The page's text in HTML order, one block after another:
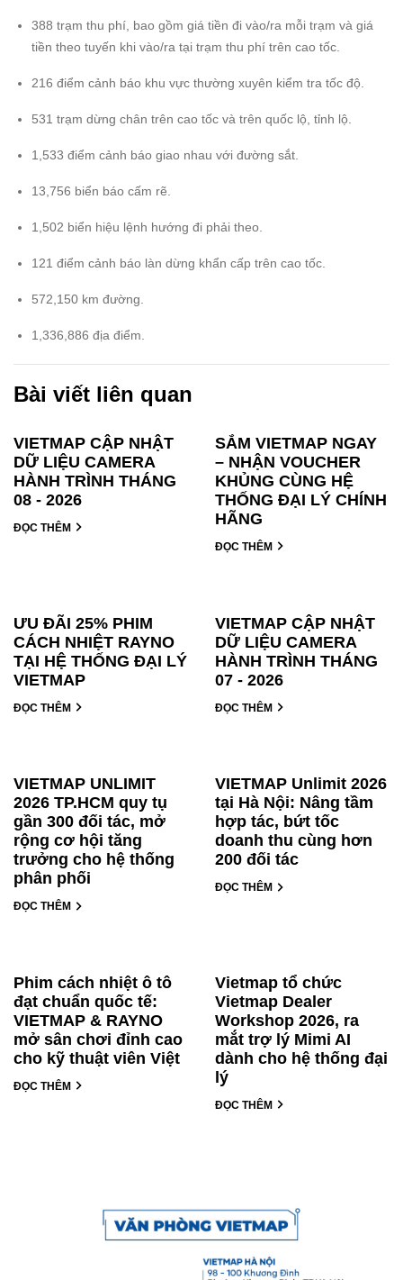
388 trạm thu phí, bao gồm giá tiền đi vào/ra mỗi trạm và giá
tiền theo tuyến khi vào/ra tại trạm thu phí trên cao tốc.
216 điểm cảnh báo khu vực thường xuyên kiểm tra tốc độ.
531 trạm dừng chân trên cao tốc và trên quốc lộ, tỉnh lộ.
1,533 điểm cảnh báo giao nhau với đường sắt.
13,756 biển báo cấm rẽ.
1,502 biển hiệu lệnh hướng đi phải theo.
121 điểm cảnh báo làn dừng khẩn cấp trên cao tốc.
572,150 km đường.
1,336,886 địa điểm.
Bài viết liên quan
VIETMAP CẬP NHẬT
DỮ LIỆU CAMERA
HÀNH TRÌNH THÁNG
08 - 2026
ĐỌC THÊM
SẮM VIETMAP NGAY
– NHẬN VOUCHER
KHỦNG CÙNG HỆ
THỐNG ĐẠI LÝ CHÍNH
HÃNG
ĐỌC THÊM
ƯU ĐÃI 25% PHIM
CÁCH NHIỆT RAYNO
TẠI HỆ THỐNG ĐẠI LÝ
VIETMAP
ĐỌC THÊM
VIETMAP CẬP NHẬT
DỮ LIỆU CAMERA
HÀNH TRÌNH THÁNG
07 - 2026
ĐỌC THÊM
VIETMAP UNLIMIT
2026 TP.HCM quy tụ
gần 300 đối tác, mở
rộng cơ hội tăng
trưởng cho hệ thống
phân phối
ĐỌC THÊM
VIETMAP Unlimit 2026
tại Hà Nội: Nâng tầm
hợp tác, bứt tốc
doanh thu cùng hơn
200 đối tác
ĐỌC THÊM
Phim cách nhiệt ô tô
đạt chuẩn quốc tế:
VIETMAP & RAYNO
mở sân chơi đỉnh cao
cho kỹ thuật viên Việt
ĐỌC THÊM
Vietmap tổ chức
Vietmap Dealer
Workshop 2026, ra
mắt trợ lý Mimi AI
dành cho hệ thống đại
lý
ĐỌC THÊM